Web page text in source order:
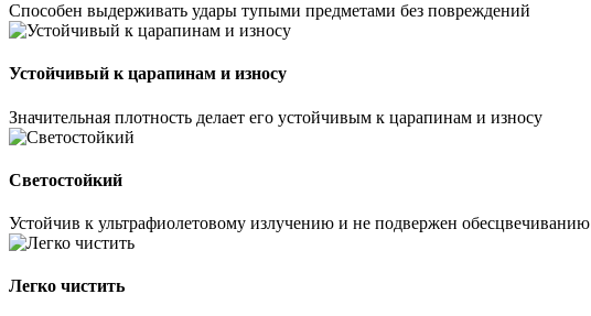
Способен выдерживать удары тупыми предметами без повреждений
Устойчивый к царапинам и износу
Значительная плотность делает его устойчивым к царапинам и износу
Светостойкий
Устойчив к ультрафиолетовому излучению и не подвержен обесцвечиванию
Легко чистить